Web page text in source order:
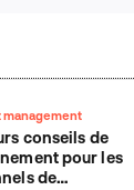
management
conseils de
pour les
de